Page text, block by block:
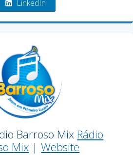
LinkedIn
Barroso Mix Rádio
Mix |Website